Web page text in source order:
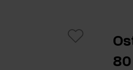
Burro di Frutta Secca
80